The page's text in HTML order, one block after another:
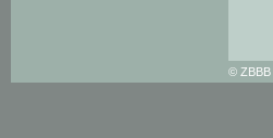
© ZBBB